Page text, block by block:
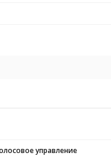
управление